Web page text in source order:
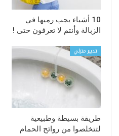
10 أشياء يجب رميها في
الزبالة وأنتم لا تعرفون حتى !
تدبير منزلي
طريقة بسيطة وطبيعية
لتتخلصوا من روائح الحمام